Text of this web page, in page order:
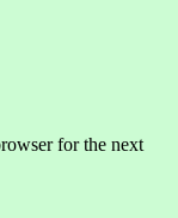
for the next